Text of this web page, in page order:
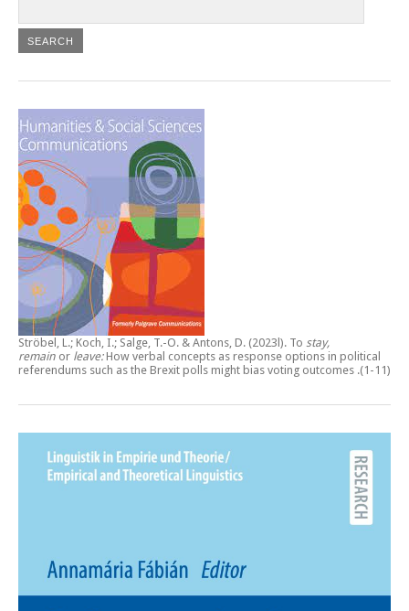
Ströbel, L.; Koch, I.; Salge, T.-O. & Antons, D. (2023l). To stay,
remain or leave:How verbal concepts as response options in political
referendums such as the Brexit polls might bias voting outcomes .(1-11)